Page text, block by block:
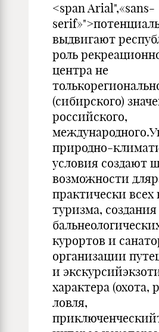
<span Arial",«sans-
выдвигают
роль
центра не
(сибирского)
российского,
природно-
условия создают
возможности
практически всех
туризма, создания
курортов и
организации
и
характера (охота,
ловля,